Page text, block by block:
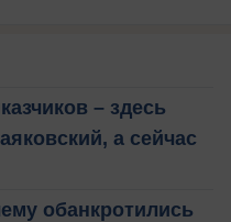
– здесь
а сейчас
обанкротились